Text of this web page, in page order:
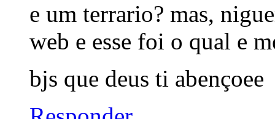
e um terrario? mas,
web e esse foi o qual e
bjs que deus ti abençoee